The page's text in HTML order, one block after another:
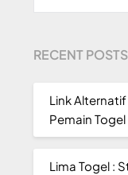
RECENT POSTS
Link
Pemain Togel
Lima Togel :